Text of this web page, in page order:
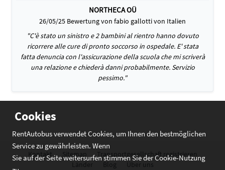
Cookies
RentAutobus verwendet Cookies, um Ihnen den bestmöglichen
Service zu gewährleisten. Wenn
Sie auf der Seite weitersurfen stimmen Sie der Cookie-Nutzung
NORTHECA OÜ
26/05/25 Bewertung von fabio gallotti von Italien
"C'è stato un sinistro e 2 bambini al rientro hanno dovuto
ricorrere alle cure di pronto soccorso in ospedale. E' stata
fatta denuncia con l'assicurazione della scuola che mi scriverà
una relazione e chiederà danni probabilmente. Servizio
pessimo."
Kontakt Sitemap
Transportgesellschaft registrieren
Länder
Blog Über uns